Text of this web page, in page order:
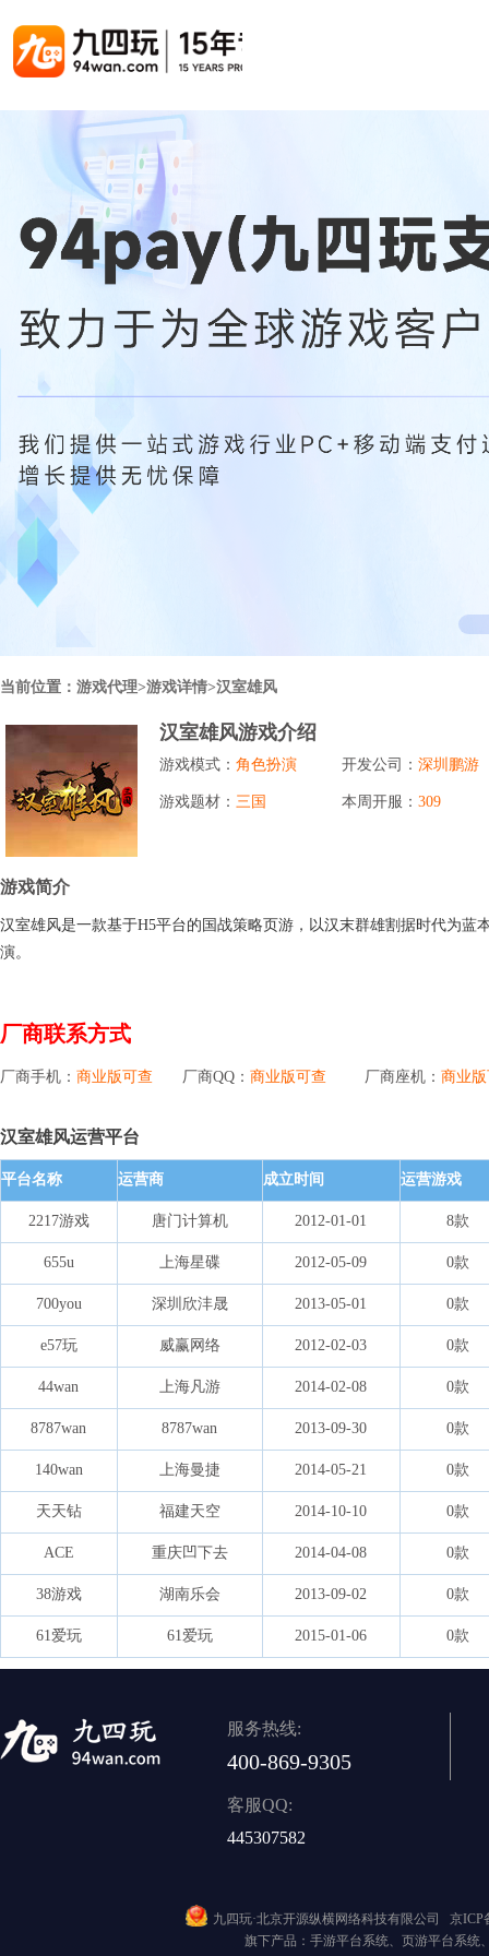
游戏联运系统
手游联运系统
千款游戏任意运营
页游联运系统
H5游戏联运系统
支持多国语言，多种国际支付
行业对比
帮您甄选最优质的产品和服务
PC官网
游戏APP
游戏、玩家、资金一站管理
聚合盒子PC端
全新UI上线，引流新利器
游戏库
手游列表
上千款游戏，款款吸金 代理流程
热门游戏、大厂游戏、高分成 带你了解
小程序游戏列表
千款热门游戏，精品热推
游戏陪玩系统
游戏陪玩系统
变现模式多样(订单、礼物、招商加盟)
陪玩PC官网
陪玩APP
一站式管理陪玩技师/订单/玩家数据...
游戏开播助手
当前位置： 游戏代理>游戏详情>汉室雄风
汉室雄风游戏介绍
游戏模式： 角色扮演 开发公司： 深圳鹏游
游戏题材： 三国 本周开服： 309
游戏简介
汉室雄风是一款基于H5平台的国战策略页游，以汉末群雄割据时代为
演。
厂商联系方式
厂商手机： 商业版可查 厂商QQ： 商业版可查 厂商座机： 商业
汉室雄风运营平台
平台名称 运营商 成立时间 运营游戏
2217游戏 唐门计算机 2012-01-01 8款
655u 上海星碟 2012-05-09 0款
700you 深圳欣沣晟 2013-05-01 0款
e57玩 威赢网络 2012-02-03 0款
44wan 上海凡游 2014-02-08 0款
8787wan 8787wan 2013-09-30 0款
140wan 上海曼捷 2014-05-21 0款
天天钻 福建天空 2014-10-10 0款
ACE 重庆凹下去 2014-04-08 0款
38游戏 湖南乐会 2013-09-02 0款
61爱玩 61爱玩 2015-01-06 0款
服务热线:
400-869-9305
客服QQ:
445307582
九四玩·北京开源纵横网络科技有限公司京ICP
旗下产品：手游平台系统、页游平台系统